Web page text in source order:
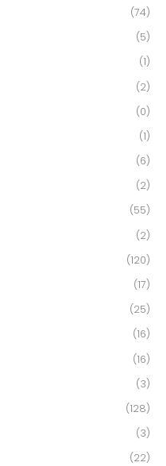
(74)
(5)
(1)
(2)
(0)
(1)
(6)
(2)
(55)
(2)
(120)
(17)
(25)
(16)
(16)
(3)
(128)
(3)
(22)